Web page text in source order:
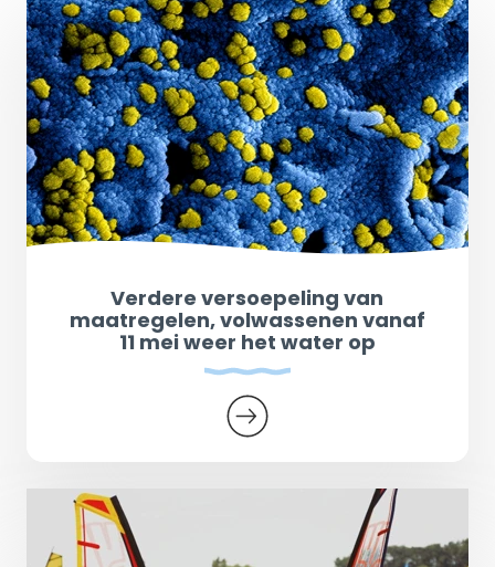
Verdere versoepeling van
maatregelen, volwassenen vanaf
11 mei weer het water op